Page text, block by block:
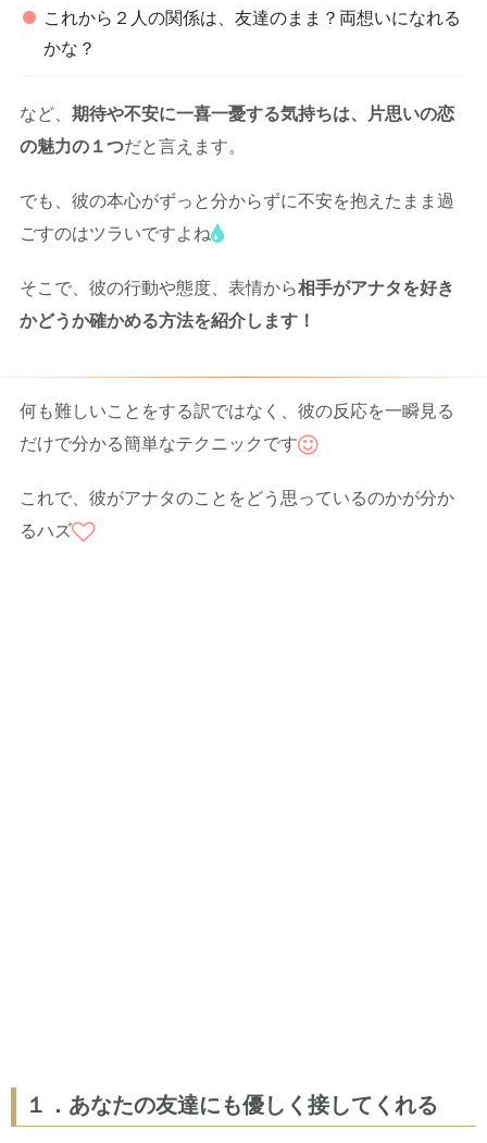
これから２人の関係は、友達のまま？両想いになれる
かな？
など、 期待や不安に一喜一憂する気持ちは、片思いの恋
の魅力の１つだと言えます。
でも、彼の本心がずっと分からずに不安を抱えたまま過
ごすのはツラいですよね
そこで、彼の行動や態度、表情から相手がアナタを好き
かどうか確かめる方法を紹介します！
何も難しいことをする訳ではなく、彼の反応を一瞬見る
だけで分かる簡単なテクニックです
これで、彼がアナタのことをどう思っているのかが分か
るハズ
１．あなたの友達にも優しく接してくれる